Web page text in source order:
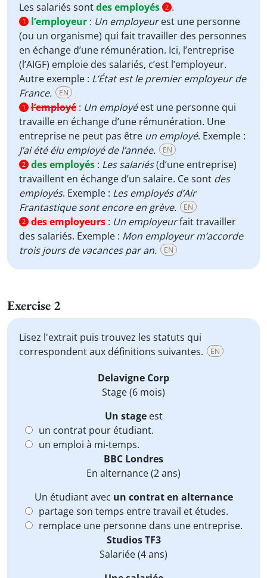
Les salariés sontdes employés 2 .
1 l’employeur : Un employeurest une personne
(ou un organisme) qui fait travailler des personnes
en échange d’une rémunération. Ici, l’entreprise
(l’AIGF) emploie des salariés, c’est l’employeur.
Autre exemple : L’État est le premier employeur de
France.
EN
1 l’employé : Un employéest une personne qui
travaille en échange d’une rémunération. Une
entreprise ne peut pas être un employé. Exemple :
J’ai été élu employé de l’année.
EN
2 des employés : Les salariés(d’une entreprise)
travaillent en échange d’un salaire. Ce sont des
employés. Exemple : Les employés d’Air
Frantastique sont encore en grève.
EN
2 des employeurs : Un employeurfait travailler
des salariés. Exemple : Mon employeur m’accorde
trois jours de vacances par an.
EN
Exercise 2
Lisez l'extrait puis trouvez les statuts qui
correspondent aux définitions suivantes.
EN
Delavigne Corp
Stage(6 mois)
Un stageest
un contrat pour étudiant.
un emploi à mi-temps.
BBC Londres
En alternance(2 ans)
Un étudiant avec un contrat en alternance
partage son temps entre travail et études.
remplace une personne dans une entreprise.
Studios TF3
Salariée(4 ans)